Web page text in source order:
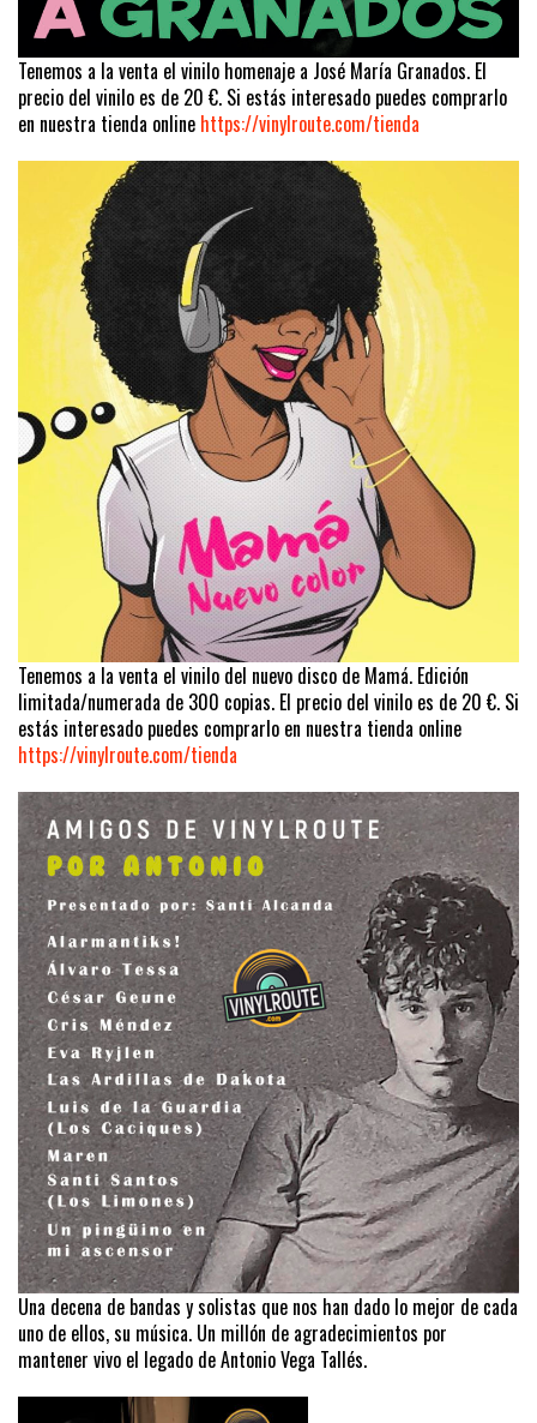
Tenemos a la venta el vinilo homenaje a José María Granados. El
precio del vinilo es de 20 €. Si estás interesado puedes comprarlo
en nuestra tienda online https://vinylroute.com/tienda
Tenemos a la venta el vinilo del nuevo disco de Mamá. Edición
limitada/numerada de 300 copias. El precio del vinilo es de 20 €. Si
estás interesado puedes comprarlo en nuestra tienda online
https://vinylroute.com/tienda
Una decena de bandas y solistas que nos han dado lo mejor de cada
uno de ellos, su música. Un millón de agradecimientos por
mantener vivo el legado de Antonio Vega Tallés.